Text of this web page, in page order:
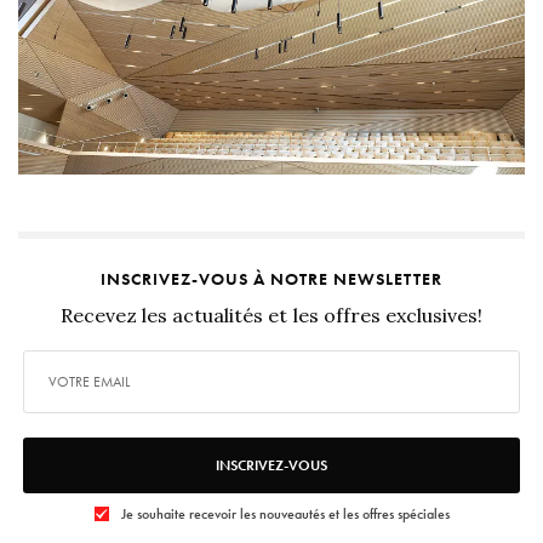
INSCRIVEZ-VOUS À NOTRE NEWSLETTER
Recevez les actualités et les offres exclusives!
INSCRIVEZ-VOUS
Je souhaite recevoir les nouveautés et les offres spéciales